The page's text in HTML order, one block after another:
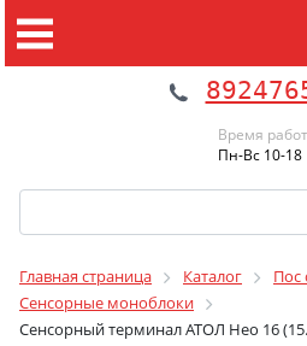
Время
Пн-Вс 10-18
Главная страница Каталог
Пос
Сенсорные моноблоки
Сенсорный терминал АТОЛ Нео 16